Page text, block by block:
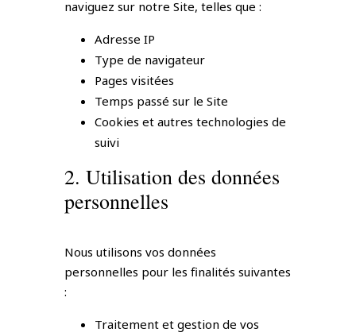
naviguez sur notre Site, telles que :
Adresse IP
Type de navigateur
Pages visitées
Temps passé sur le Site
Cookies et autres technologies de
suivi
2. Utilisation des données
personnelles
Nous utilisons vos données
personnelles pour les finalités suivantes
:
Traitement et gestion de vos